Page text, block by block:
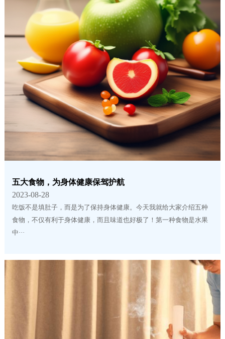
五大食物，为身体健康保驾护航
2023-08-28
吃饭不是填肚子，而是为了保持身体健康。今天我就给大家介绍五种
食物，不仅有利于身体健康，而且味道也好极了！第一种食物是水果
中···